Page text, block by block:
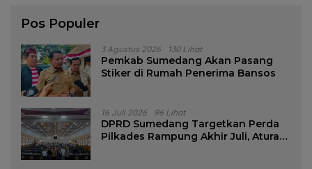
Pos Populer
3 Agustus 2026 130 Lihat
Pemkab Sumedang Akan Pasang
Stiker di Rumah Penerima Bansos
16 Juli 2026 96 Lihat
DPRD Sumedang Targetkan Perda
Pilkades Rampung Akhir Juli, Aturan